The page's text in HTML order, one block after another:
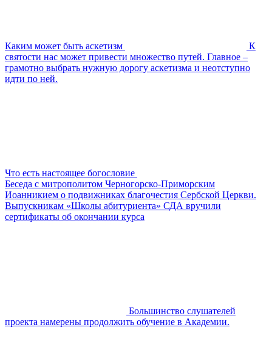
Каким может быть аскетизм
К
святости нас может привести множество путей. Главное –
грамотно выбрать нужную дорогу аскетизма и неотступно
идти по ней.
Что есть настоящее богословие
Беседа с митрополитом Черногорско-Приморским
Иоанникием о подвижниках благочестия Сербской Церкви.
Выпускникам «Школы абитуриента» СДА вручили
сертификаты об окончании курса
Большинство слушателей
проекта намерены продолжить обучение в Академии.